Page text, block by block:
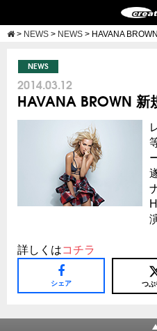
> NEWS > NEWS > HAVANA
NEWS
2014.03.12
HAVANA BROWN 新
詳しくはコチラ
シェア つぶ